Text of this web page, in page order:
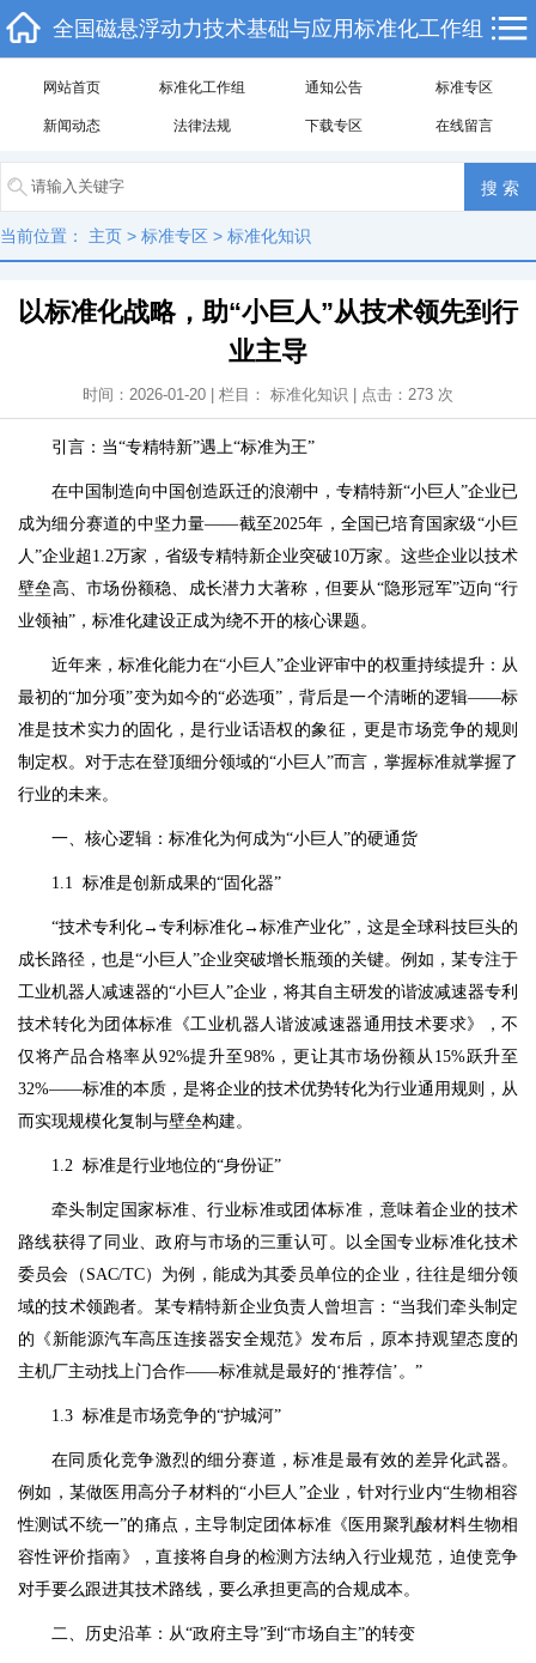
全国磁悬浮动力技术基础与应用标准化工作组
网站首页 标准化工作组 通知公告 标准专区
新闻动态 法律法规 下载专区 在线留言
当前位置： 主页 > 标准专区 > 标准化知识
以标准化战略，助“小巨人”从技术领先到行
业主导
时间：2026-01-20 | 栏目： 标准化知识 | 点击： 273 次
引言：当“专精特新”遇上“标准为王”
在中国制造向中国创造跃迁的浪潮中，专精特新“小巨人”企业已
成为细分赛道的中坚力量——截至2025年，全国已培育国家级“小巨
人”企业超1.2万家，省级专精特新企业突破10万家。这些企业以技术
壁垒高、市场份额稳、成长潜力大著称，但要从“隐形冠军”迈向“行
业领袖”，标准化建设正成为绕不开的核心课题。
近年来，标准化能力在“小巨人”企业评审中的权重持续提升：从
最初的“加分项”变为如今的“必选项”，背后是一个清晰的逻辑——标
准是技术实力的固化，是行业话语权的象征，更是市场竞争的规则
制定权。对于志在登顶细分领域的“小巨人”而言，掌握标准就掌握了
行业的未来。
一、核心逻辑：标准化为何成为“小巨人”的硬通货
1.1 标准是创新成果的“固化器”
“技术专利化→专利标准化→标准产业化”，这是全球科技巨头的
成长路径，也是“小巨人”企业突破增长瓶颈的关键。例如，某专注于
工业机器人减速器的“小巨人”企业，将其自主研发的谐波减速器专利
技术转化为团体标准《工业机器人谐波减速器通用技术要求》，不
仅将产品合格率从92%提升至98%，更让其市场份额从15%跃升至
32%——标准的本质，是将企业的技术优势转化为行业通用规则，从
而实现规模化复制与壁垒构建。
1.2 标准是行业地位的“身份证”
牵头制定国家标准、行业标准或团体标准，意味着企业的技术
路线获得了同业、政府与市场的三重认可。以全国专业标准化技术
委员会（SAC/TC）为例，能成为其委员单位的企业，往往是细分领
域的技术领跑者。某专精特新企业负责人曾坦言：“当我们牵头制定
的《新能源汽车高压连接器安全规范》发布后，原本持观望态度的
主机厂主动找上门合作——标准就是最好的‘推荐信’。”
1.3 标准是市场竞争的“护城河”
在同质化竞争激烈的细分赛道，标准是最有效的差异化武器。
例如，某做医用高分子材料的“小巨人”企业，针对行业内“生物相容
性测试不统一”的痛点，主导制定团体标准《医用聚乳酸材料生物相
容性评价指南》，直接将自身的检测方法纳入行业规范，迫使竞争
对手要么跟进其技术路线，要么承担更高的合规成本。
二、历史沿革：从“政府主导”到“市场自主”的转变